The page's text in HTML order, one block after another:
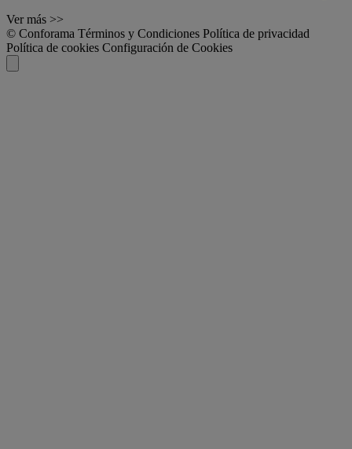
Ver más >>
© Conforama Términos y Condiciones Política de privacidad
Política de cookies Configuración de Cookies